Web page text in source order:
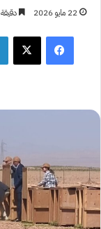
22 مايو 2026
فيسبوك‫X